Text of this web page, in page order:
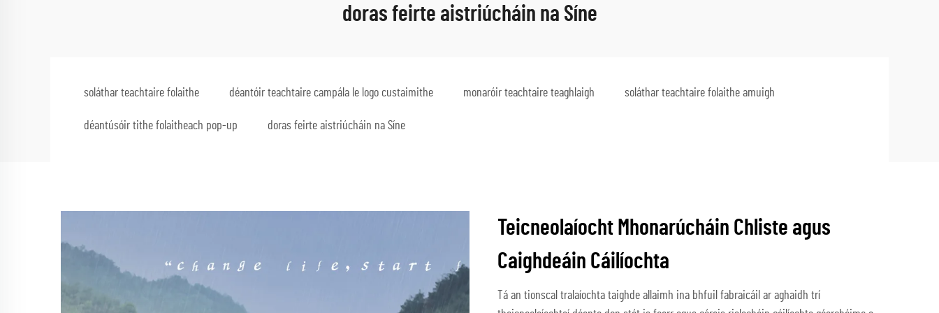
doras feirte aistriúcháin na Síne
soláthar teachtaire folaithe déantóir teachtaire campála le logo custaimithe monaróir teachtaire teaghlaigh soláthar teachtaire folaithe amuigh
déantúsóir tithe folaitheach pop-up doras feirte aistriúcháin na Síne
Teicneolaíocht Mhonarúcháin Chliste agus
Caighdeáin Cáilíochta
Tá an tionscal tralaíochta taighde allaimh ina bhfuil fabraicáil ar aghaidh trí